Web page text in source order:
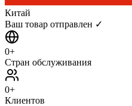
Китай
Ваш товар отправлен ✓
0+
Стран обслуживания
0+
Клиентов